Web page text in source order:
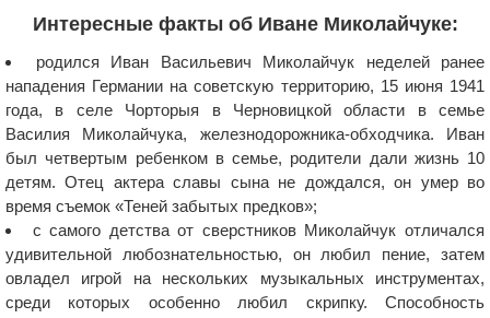
Интересные факты об Иване Миколайчуке:
родился Иван Васильевич Миколайчук неделей ранее
нападения Германии на советскую территорию, 15 июня 1941
года, в селе Чорторыя в Черновицкой области в семье
Василия Миколайчука, железнодорожника-обходчика. Иван
был четвертым ребенком в семье, родители дали жизнь 10
детям. Отец актера славы сына не дождался, он умер во
время съемок «Теней забытых предков»;
с самого детства от сверстников Миколайчук отличался
удивительной любознательностью, он любил пение, затем
овладел игрой на нескольких музыкальных инструментах,
среди которых особенно любил скрипку. Способность